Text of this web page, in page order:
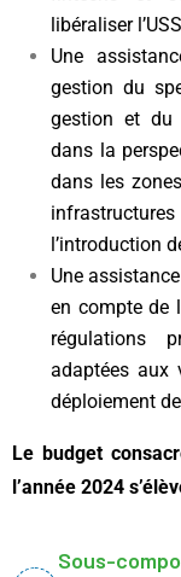
libéraliser
Une
gestion du
gestion et du
dans la
dans les
l’introduction
Une
en compte de
régulations
adaptées aux
déploiement
Le budget
l’année 2024
Sous-